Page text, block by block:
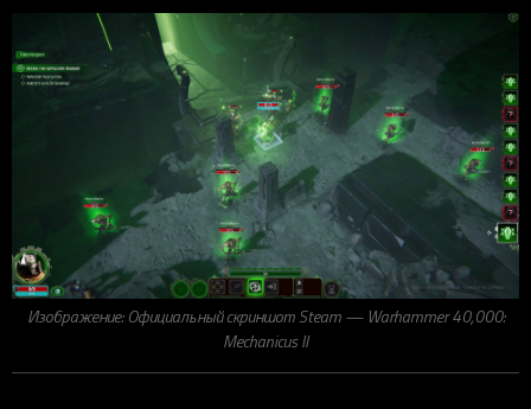
Изображение: Официальный скриншот Steam — Warhammer 40,000:
Mechanicus II